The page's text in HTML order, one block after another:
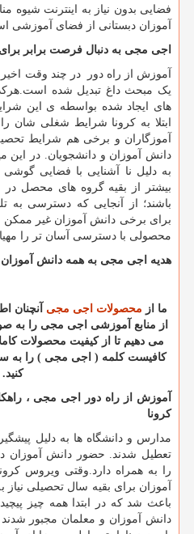
فضایی بدون نیاز به اینترنت شیوه
آموزان دبستانی از فضای آموزشی
اجی مجی به دنبال فرصت برابر
آموزش از راه دور در چند وقت
یک مبحث داغ تبدیل شده
های ایجاد شده بواسطه ی این
ابتلا به کرونا شرایط شغلی شان
آموزگاران و برخی هم شرایط
دانش آموزان و دانشجویان. در این
به دلیل نا آشنایی با فضایی
بیشتر از بقیه گروه های محصل
باشند؛ از آنجایی که دسترسی به
برای برخی دانش آموزان غیر
محصولی با دسترسی آسان تر را مهیا
هدیه اجی مجی به همه دانش آموزان
ما از محصولات اجی مجی آنچنان
از منابع آموزشی اجی مجی را به
می دهیم تا از کیفیت محصولات
کنید.
آموزش از راه دور اجی مجی ،
کرونا
مدارس و دانشگاه ها به دلیل
تعطیل شدند. حضور دانش آموزان
را به همراه دارد.وقتی ویروس
آموزان برای بقیه سال تحصیلی نیاز
باعث شد که در ابتدا همه چیز
دانش آموزان و معلمان مجبور شدند